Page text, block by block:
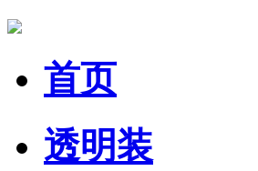
首页
透明装